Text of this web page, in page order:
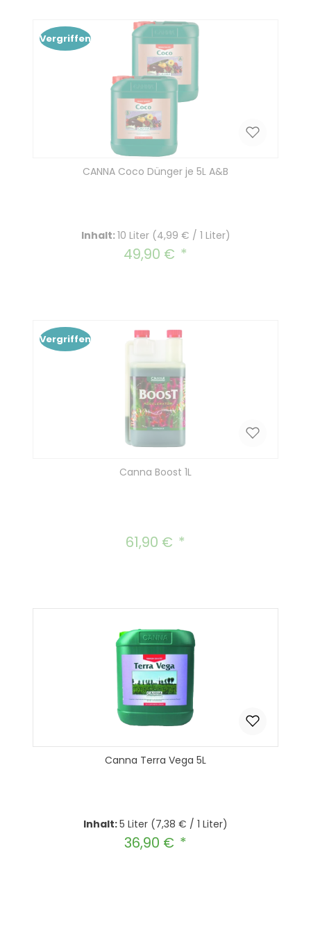
Vergriffen
CANNA Coco Dünger je 5L A&B
Inhalt:10 Liter (4,99 € / 1 Liter)
Regulärer Preis:
49,90 €
Vergriffen
Canna Boost 1L
Regulärer Preis:
61,90 €
Canna Terra Vega 5L
Inhalt:5 Liter (7,38 € / 1 Liter)
Regulärer Preis:
36,90 €